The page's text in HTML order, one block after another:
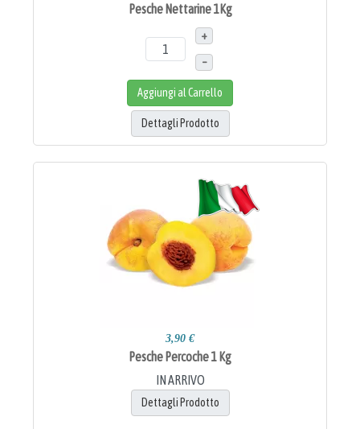
Pesche Nettarine 1Kg
+
–
Aggiungi al Carrello
Dettagli Prodotto
3,90 €
Pesche Percoche 1 Kg
IN ARRIVO
Dettagli Prodotto